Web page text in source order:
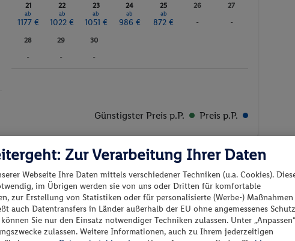
21
ab
1177 €
22
ab
1022 €
23
ab
1051 €
24
ab
986 €
25
ab
872 €
26
-
27
-
28
-
29
-
30
-
Günstigster Preis p.P. Preis p.P.
los?
Zur Verarbeitung Ihrer Daten
Webseite Ihre Daten mittels verschiedener Techniken (u.a. Cookies).
im Übrigen werden sie von uns oder Dritten für komfortable
zur Erstellung von Statistiken oder für personalisierte (Werbe-) Maßnahmen
auch Datentransfers in Länder außerhalb der EU ohne angemessenes
Sie nur den Einsatz notwendiger Techniken zulassen. Unter
zulassen. Weitere Informationen, auch zu Ihrem jederzeitigen